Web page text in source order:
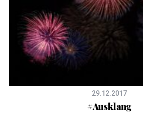
29.12.2017
#Ausklang